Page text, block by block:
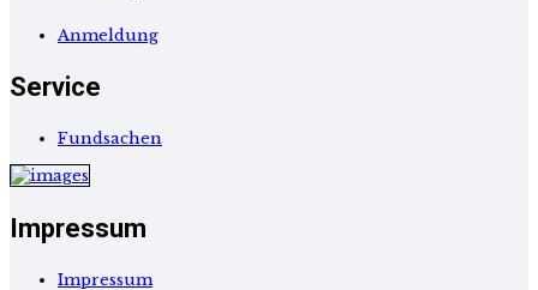
Anmeldung
Service
Fundsachen
Impressum
Impressum